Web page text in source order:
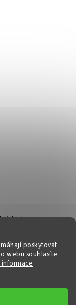
|
řád
všechna práva
poskytovat
webu souhlasíte
informace